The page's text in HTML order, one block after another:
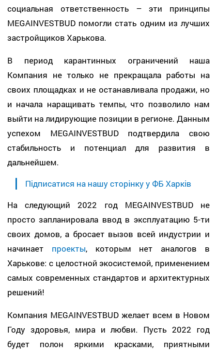
социальная ответственность – эти принципы
MEGAINVESTBUD помогли стать одним из лучших
застройщиков Харькова.
В период карантинных ограничений наша
Компания не только не прекращала работы на
своих площадках и не останавливала продажи, но
и начала наращивать темпы, что позволило нам
выйти на лидирующие позиции в регионе. Данным
успехом MEGAINVESTBUD подтвердила свою
стабильность и потенциал для развития в
дальнейшем.
Підписатися на нашу сторінку у ФБ Харків
На следующий 2022 год MEGAINVESTBUD не
просто запланировала ввод в эксплуатацию 5-ти
своих домов, а бросает вызов всей индустрии и
начинает проекты, которым нет аналогов в
Харькове: с целостной экосистемой, применением
самых современных стандартов и архитектурных
решений!
Компания MEGAINVESTBUD желает всем в Новом
Году здоровья, мира и любви. Пусть 2022 год
будет полон яркими красками, приятными